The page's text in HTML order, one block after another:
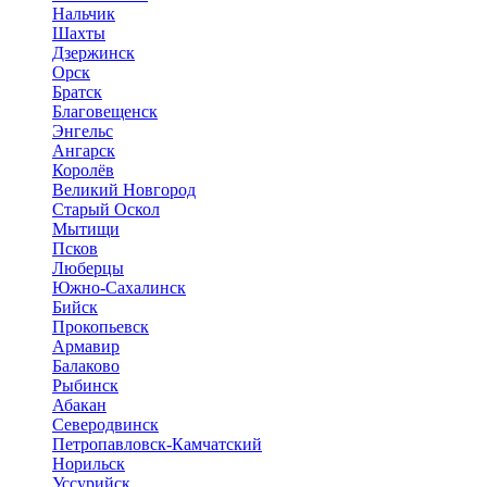
Нальчик
Шахты
Дзержинск
Орск
Братск
Благовещенск
Энгельс
Ангарск
Королёв
Великий Новгород
Старый Оскол
Мытищи
Псков
Люберцы
Южно-Сахалинск
Бийск
Прокопьевск
Армавир
Балаково
Рыбинск
Абакан
Северодвинск
Петропавловск-Камчатский
Норильск
Уссурийск